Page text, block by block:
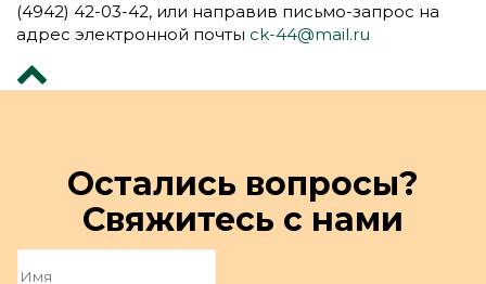
(4942) 42-03-42, или направив письмо-запрос на
адрес электронной почты ck-44@mail.ru
Остались вопросы?
Свяжитесь с нами